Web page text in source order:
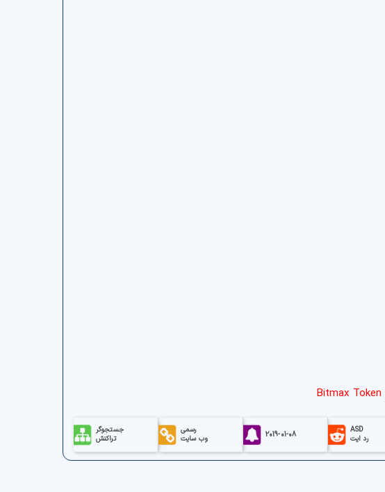
Bitmax Token
جستجوگر
تراکنش
رسمی
وب سایت
2019-01-08
ASD
رد ایت